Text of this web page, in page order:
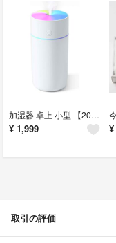
加湿器 卓上 小型 【2024新モデル・2段階加湿量調節】 卓上加湿器 超音波式
¥ 1,999 ¥
取引の評価